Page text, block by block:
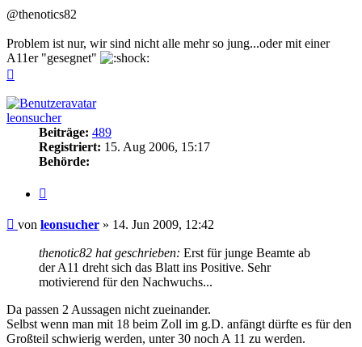
@thenotics82
Problem ist nur, wir sind nicht alle mehr so jung...oder mit einer
A11er "gesegnet"
leonsucher
Beiträge: 489
Registriert: 15. Aug 2006, 15:17
Behörde:
Beitrag
von leonsucher » 14. Jun 2009, 12:42
thenotic82 hat geschrieben: Erst für junge Beamte ab
der A11 dreht sich das Blatt ins Positive. Sehr
motivierend für den Nachwuchs...
Da passen 2 Aussagen nicht zueinander.
Selbst wenn man mit 18 beim Zoll im g.D. anfängt dürfte es für den
Großteil schwierig werden, unter 30 noch A 11 zu werden.